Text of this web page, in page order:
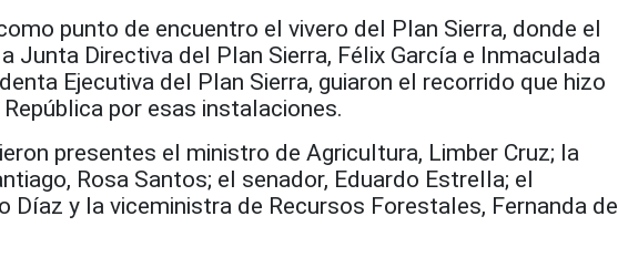
punto de encuentro el vivero del Plan Sierra, donde el
Junta Directiva del Plan Sierra, Félix García e Inmaculada
Ejecutiva del Plan Sierra, guiaron el recorrido que hizo
por esas instalaciones.
presentes el ministro de Agricultura, Limber Cruz; la
Rosa Santos; el senador, Eduardo Estrella; el
Díaz y la viceministra de Recursos Forestales, Fernanda de